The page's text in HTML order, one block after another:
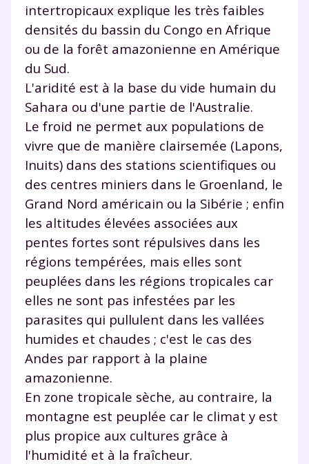
intertropicaux explique les très faibles
densités du bassin du Congo en Afrique
ou de la forêt amazonienne en Amérique
du Sud.
L'aridité est à la base du vide humain du
Sahara ou d'une partie de l'Australie.
Le froid ne permet aux populations de
vivre que de manière clairsemée (Lapons,
Inuits) dans des stations scientifiques ou
des centres miniers dans le Groenland, le
Grand Nord américain ou la Sibérie ; enfin
les altitudes élevées associées aux
pentes fortes sont répulsives dans les
régions tempérées, mais elles sont
peuplées dans les régions tropicales car
elles ne sont pas infestées par les
parasites qui pullulent dans les vallées
humides et chaudes ; c'est le cas des
Andes par rapport à la plaine
amazonienne.
En zone tropicale sèche, au contraire, la
montagne est peuplée car le climat y est
plus propice aux cultures grâce à
l'humidité et à la fraîcheur.